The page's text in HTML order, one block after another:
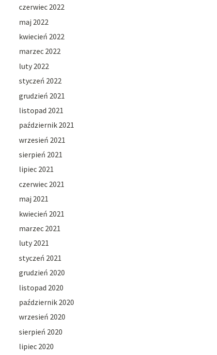
czerwiec 2022
maj 2022
kwiecień 2022
marzec 2022
luty 2022
styczeń 2022
grudzień 2021
listopad 2021
październik 2021
wrzesień 2021
sierpień 2021
lipiec 2021
czerwiec 2021
maj 2021
kwiecień 2021
marzec 2021
luty 2021
styczeń 2021
grudzień 2020
listopad 2020
październik 2020
wrzesień 2020
sierpień 2020
lipiec 2020